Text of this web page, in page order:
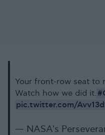
Your front-row seat to
Watch how we did it.
pic.twitter.com/
— NASA's